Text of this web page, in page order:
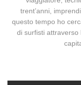
trent’anni,
questo tempo ho
di surfisti attraverso